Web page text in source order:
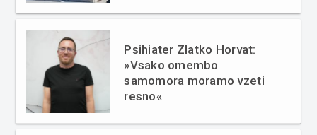
Psihiater Zlatko Horvat:
»Vsako omembo
samomora moramo vzeti
resno«